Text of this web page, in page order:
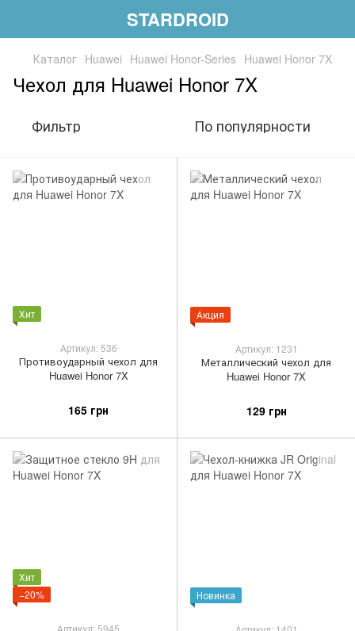
STARDROID
Каталог Huawei Huawei Honor-Series Huawei Honor 7X
Чехол для Huawei Honor 7X
Фильтр По популярности
Хит
Артикул: 536
Противоударный чехол для
Huawei Honor 7X
165 грн
Акция
Артикул: 1231
Металлический чехол для
Huawei Honor 7X
129 грн
Хит
−20%
Артикул: 5945
Новинка